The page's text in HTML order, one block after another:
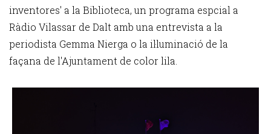
inventores' a la Biblioteca, un programa espcial a
Ràdio Vilassar de Dalt amb una entrevista a la
periodista Gemma Nierga o la il·luminació de la
façana de l'Ajuntament de color lila.